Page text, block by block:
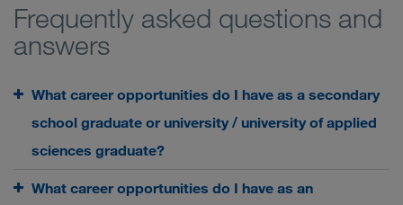
Frequently asked questions and
answers
What career opportunities do I have as a secondary
school graduate or university / university of applied
sciences graduate?
What career opportunities do I have as an